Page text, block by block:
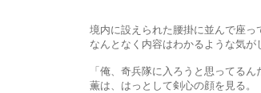
境内に設えられた腰掛に並んで座ってか
なんとなく内容はわかるような気がしたが
「俺、奇兵隊に入ろうと思ってるんだ
薫は、はっとして剣心の顔を見る。